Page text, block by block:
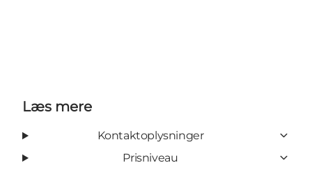
Læs mere
Kontaktoplysninger
Prisniveau